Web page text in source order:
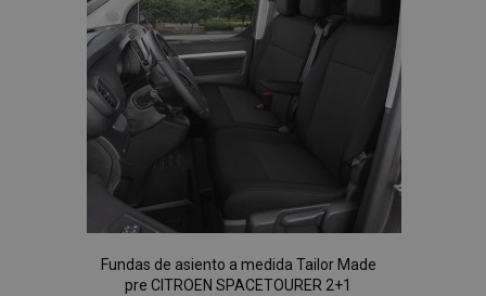
Deseos
Fundas de asiento a medida Tailor Made
pre CITROEN SPACETOURER 2+1